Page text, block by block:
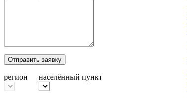
Отправить заявку
регион населённый пункт